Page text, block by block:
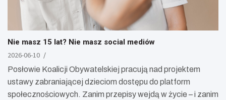
Nie masz 15 lat? Nie masz social mediów
2026-06-10
Posłowie Koalicji Obywatelskiej pracują nad projektem
ustawy zabraniającej dzieciom dostępu do platform
społecznościowych. Zanim przepisy wejdą w życie – i zanim